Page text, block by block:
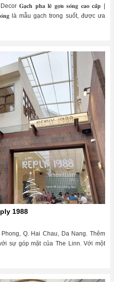
𝐜𝐚𝐨 𝐜𝐚̂́𝐩 |
là mẫu gạch trong suốt, được ưa
1988
Q. Hai Chau, Da Nang. Thêm
sự góp mặt của The Linn. Với một